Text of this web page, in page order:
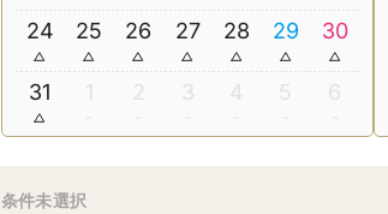
24 25 26 27 28 29 30
31 1 2 3 4 5 6
条件未選択